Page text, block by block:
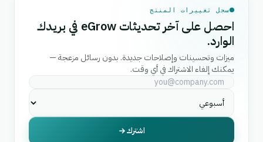
سجل تغييرات المنتج
احصل على آخر تحديثات eGrow في بريدك
الوارد.
ميزات وتحسينات وإصلاحات جديدة. بدون رسائل مزعجة —
يمكنك إلغاء الاشتراك في أي وقت.
اشترك